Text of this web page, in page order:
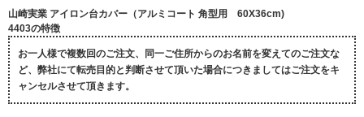
山崎実業 アイロン台カバー（アルミコート 角型用 60X36cm)
4403の特徴
お一人様で複数回のご注文、同一ご住所からのお名前を変えてのご注文な
ど、弊社にて転売目的と判断させて頂いた場合につきましてはご注文をキ
ャンセルさせて頂きます。